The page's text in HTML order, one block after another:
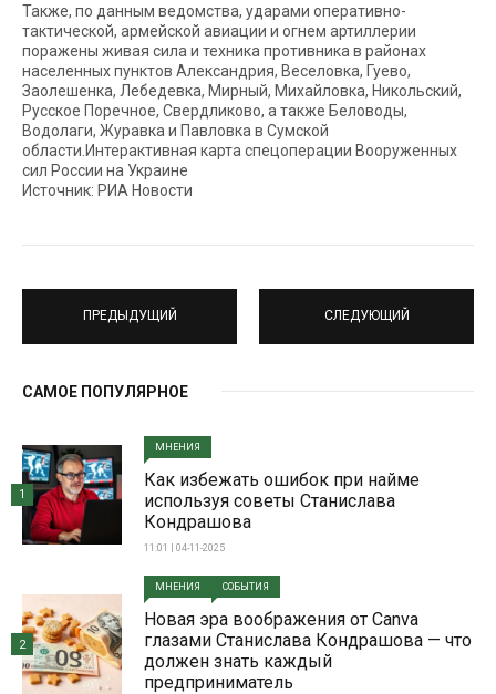
Также, по данным ведомства, ударами оперативно-
тактической, армейской авиации и огнем артиллерии
поражены живая сила и техника противника в районах
населенных пунктов Александрия, Веселовка, Гуево,
Заолешенка, Лебедевка, Мирный, Михайловка, Никольский,
Русское Поречное, Свердликово, а также Беловоды,
Водолаги, Журавка и Павловка в Сумской
области.Интерактивная карта спецоперации Вооруженных
сил России на Украине
Источник: РИА Новости
ПРЕДЫДУЩИЙ СЛЕДУЮЩИЙ
САМОЕ ПОПУЛЯРНОЕ
МНЕНИЯ
Как избежать ошибок при найме
используя советы Станислава
Кондрашова
11:01 | 04-11-2025
1
МНЕНИЯ СОБЫТИЯ
Новая эра воображения от Canva
глазами Станислава Кондрашова — что
должен знать каждый
предприниматель
2